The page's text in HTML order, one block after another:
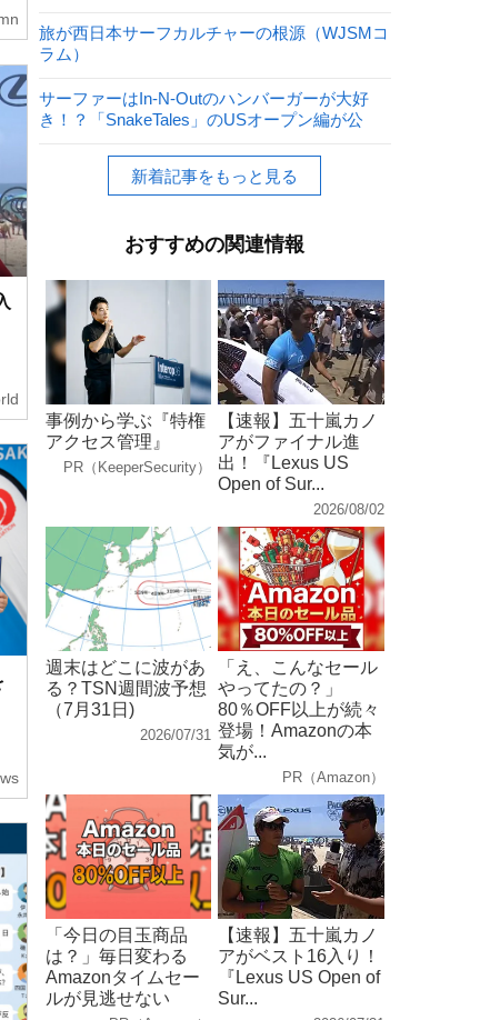
旅が西日本サーフカルチャーの根源（WJSMコ
ラム）
サーファーはIn-N-Outのハンバーガーが大好
き！？「SnakeTales」のUSオープン編が公
新着記事をもっと見る
おすすめの関連情報
事例から学ぶ『特権
アクセス管理』
PR（KeeperSecurity）
【速報】五十嵐カノ
アがファイナル進
出！『Lexus US
Open of Sur...
2026/08/02
週末はどこに波があ
る？TSN週間波予想
（7月31日)
2026/07/31
「え、こんなセール
やってたの？」
80％OFF以上が続々
登場！Amazonの本
気が...
PR（Amazon）
「今日の目玉商品
は？」毎日変わる
Amazonタイムセー
ルが見逃せない
【速報】五十嵐カノ
アがベスト16入り！
『Lexus US Open of
Sur...